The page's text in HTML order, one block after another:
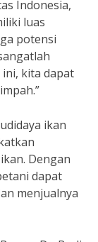
Indonesia,
luas
potensi
kita dapat
ikan
Dengan
dapat
menjualnya